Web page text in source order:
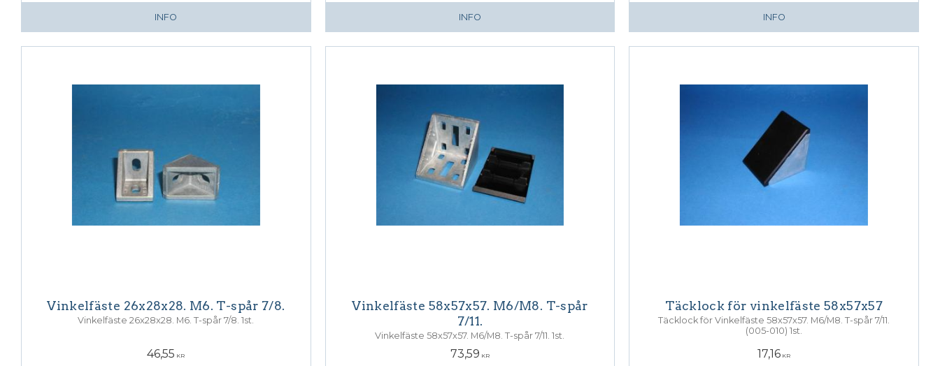
INFO INFO INFO
Vinkelfäste 26x28x28. M6. T-spår 7/8.
Vinkelfäste 26x28x28. M6. T-spår 7/8. 1st.
46,55 KR
Vinkelfäste 58x57x57. M6/M8. T-spår
7/11.
Vinkelfäste 58x57x57. M6/M8. T-spår 7/11. 1st.
73,59 KR
Täcklock för vinkelfäste 58x57x57
Täcklock för Vinkelfäste 58x57x57. M6/M8. T-spår 7/11.
(005-010) 1st.
17,16 KR